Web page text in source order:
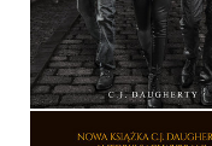
39,90 ZŁ